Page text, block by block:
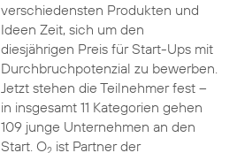
verschiedensten Produkten und
Ideen Zeit, sich um den
diesjährigen Preis für Start-Ups mit
Durchbruchpotenzial zu bewerben.
Jetzt stehen die Teilnehmer fest –
in insgesamt 11 Kategorien gehen
109 junge Unternehmen an den
Start. O2ist Partner der